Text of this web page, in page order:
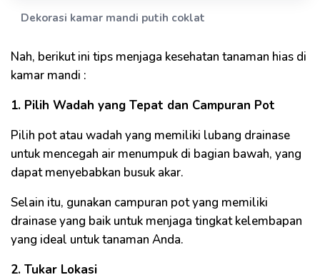
Dekorasi kamar mandi putih coklat
Nah, berikut ini tips menjaga kesehatan tanaman hias di
kamar mandi :
1. Pilih Wadah yang Tepat dan Campuran Pot
Pilih pot atau wadah yang memiliki lubang drainase
untuk mencegah air menumpuk di bagian bawah, yang
dapat menyebabkan busuk akar.
Selain itu, gunakan campuran pot yang memiliki
drainase yang baik untuk menjaga tingkat kelembapan
yang ideal untuk tanaman Anda.
2. Tukar Lokasi